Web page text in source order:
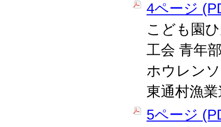
4ページ
こども園
工会 青年
ホウレン
東通村漁
5ページ